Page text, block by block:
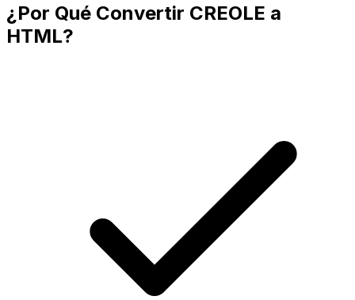
¿Por Qué Convertir CREOLE a
HTML?